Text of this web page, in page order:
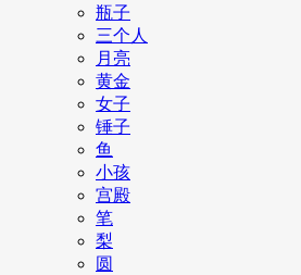
瓶子
三个人
月亮
黄金
女子
锤子
鱼
小孩
宫殿
笔
梨
圆